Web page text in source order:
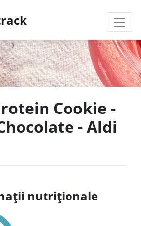
Cookie -
- Aldi
nutriționale